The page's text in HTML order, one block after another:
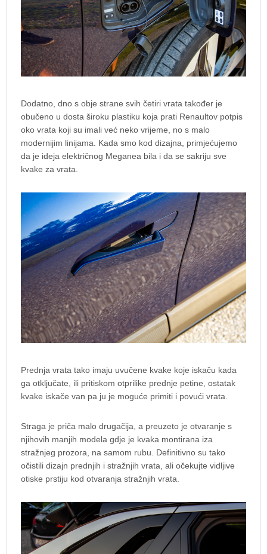
Dodatno, dno s obje strane svih četiri vrata također je
obučeno u dosta široku plastiku koja prati Renaultov potpis
oko vrata koji su imali već neko vrijeme, no s malo
modernijim linijama. Kada smo kod dizajna, primjećujemo
da je ideja električnog Meganea bila i da se sakriju sve
kvake za vrata.
Prednja vrata tako imaju uvučene kvake koje iskaču kada
ga otključate, ili pritiskom otprilike prednje petine, ostatak
kvake iskače van pa ju je moguće primiti i povući vrata.
Straga je priča malo drugačija, a preuzeto je otvaranje s
njihovih manjih modela gdje je kvaka montirana iza
stražnjeg prozora, na samom rubu. Definitivno su tako
očistili dizajn prednjih i stražnjih vrata, ali očekujte vidljive
otiske prstiju kod otvaranja stražnjih vrata.